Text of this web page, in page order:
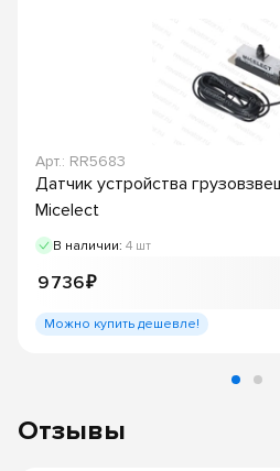
Арт.: RR5683
Датчик устройства
Micelect
В наличии: 4 шт
9 736 ₽
Можно купить дешевле!
Отзывы